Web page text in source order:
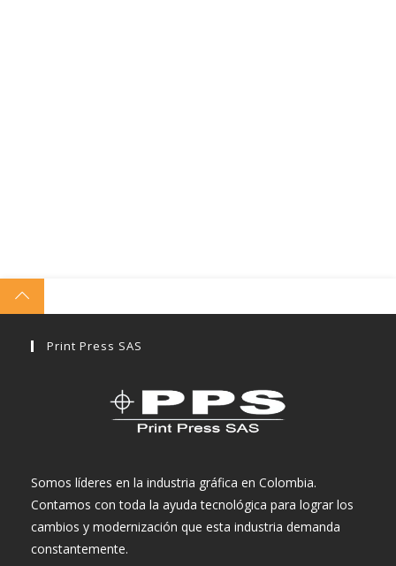
Print Press SAS
Somos líderes en la industria gráfica en Colombia.
Contamos con toda la ayuda tecnológica para lograr los
cambios y modernización que esta industria demanda
constantemente.